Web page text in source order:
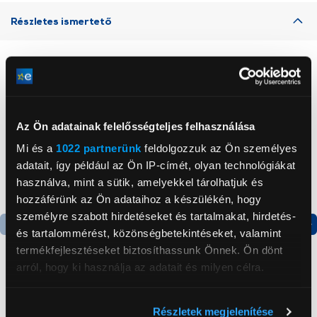
Az Ön adatainak felelősségteljes felhasználása
Mi és a 1022 partnerünk feldolgozzuk az Ön személyes
adatait, így például az Ön IP-címét, olyan technológiákat
használva, mint a sütik, amelyekkel tárolhatjuk és
hozzáférünk az Ön adataihoz a készülékén, hogy
személyre szabott hirdetéseket és tartalmakat, hirdetés-
és tartalommérést, közönségbetekintéseket, valamint
termékfejlesztéseket biztosíthassunk Önnek. Ön dönt
arról, hogy ki használja az adatait és milyen célra.
Részletek megjelenítése
Részletes ismertető
Termék adatlap
Alulfagyasztós